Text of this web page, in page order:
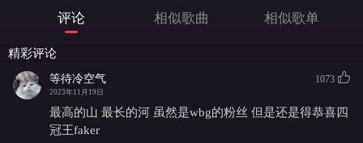
Eyes on the pulpit kid
And they're singing your praises la-la-la
台下之人歌颂着你 唱响对你的赞誉
评论 相似歌曲 相似歌单
精彩评论
等待冷空气
2023年11月19日
1073
最高的山 最长的河 虽然是wbg的粉丝 但是还是得恭喜四
冠王faker